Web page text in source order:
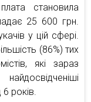
становила
25 600 грн.
у цій сфері.
(86%) тих
які зараз
років.